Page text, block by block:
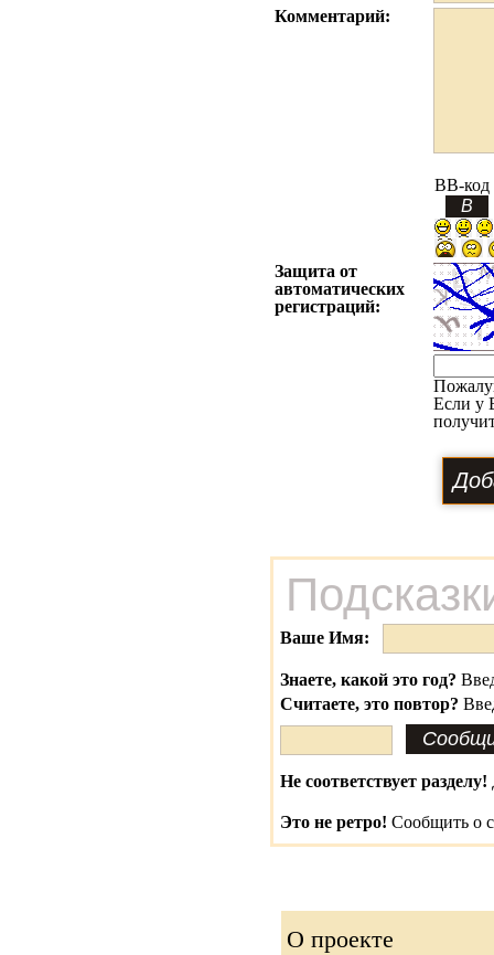
Комментарий:
BB-код
Защита от
автоматических
регистраций:
Если у
Ваше Имя:
Знаете, какой это год?
Считаете, это повтор?
Не соответствует разделу!
Это не ретро! Сообщить о
О проекте